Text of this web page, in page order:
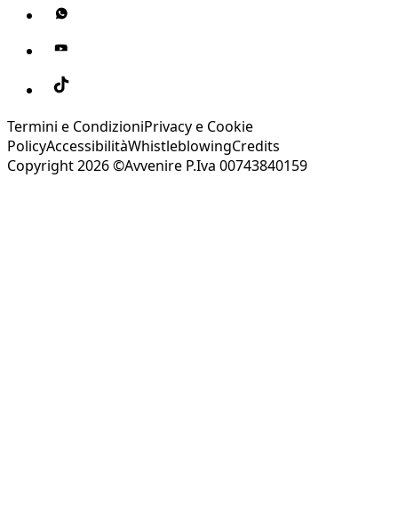
Termini e CondizioniPrivacy e Cookie
PolicyAccessibilitàWhistleblowingCredits
Copyright 2026 ©Avvenire P.Iva 00743840159